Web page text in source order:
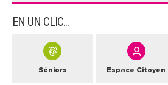
EN UN CLIC...
Séniors Espace Citoyen